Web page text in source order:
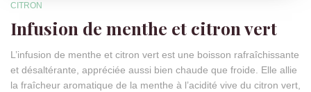
CITRON
Infusion de menthe et citron vert
L’infusion de menthe et citron vert est une boisson rafraîchissante
et désaltérante, appréciée aussi bien chaude que froide. Elle allie
la fraîcheur aromatique de la menthe à l’acidité vive du citron vert,